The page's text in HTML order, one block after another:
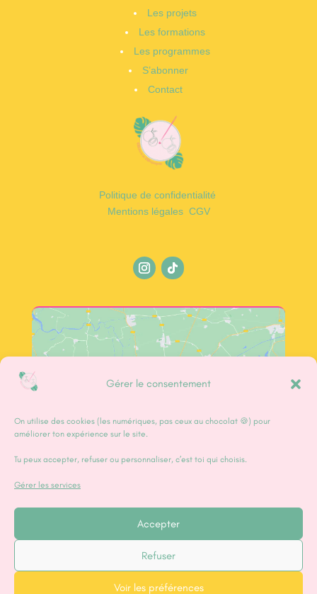
Gérer le consentement
On utilise des cookies (les numériques, pas ceux au chocolat 🍪) pour
améliorer ton expérience sur le site.
Tu peux accepter, refuser ou personnaliser, c’est toi qui choisis.
Gérer les services
Accepter
Refuser
Voir les préférences
Les projets
Les formations
Les programmes
S’abonner
Contact
Politique de confidentialité
Mentions légales CGV
Cliquez sur « J’accepte » pour activer Google
J’accepte
Adhérer à la Fabrique
© 2025 – Tous droits réservés